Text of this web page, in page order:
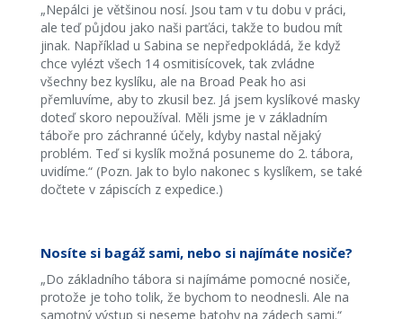
„Nepálci je většinou nosí. Jsou tam v tu dobu v práci,
ale teď půjdou jako naši parťáci, takže to budou mít
jinak. Například u Sabina se nepředpokládá, že když
chce vylézt všech 14 osmitisícovek, tak zvládne
všechny bez kyslíku, ale na Broad Peak ho asi
přemluvíme, aby to zkusil bez. Já jsem kyslíkové masky
doteď skoro nepoužíval. Měli jsme je v základním
táboře pro záchranné účely, kdyby nastal nějaký
problém. Teď si kyslík možná posuneme do 2. tábora,
uvidíme.“ (Pozn. Jak to bylo nakonec s kyslíkem, se také
dočtete v zápiscích z expedice.)
Nosíte si bagáž sami, nebo si najímáte nosiče?
„Do základního tábora si najímáme pomocné nosiče,
protože je toho tolik, že bychom to neodnesli. Ale na
samotný výstup si neseme batohy na zádech sami.“